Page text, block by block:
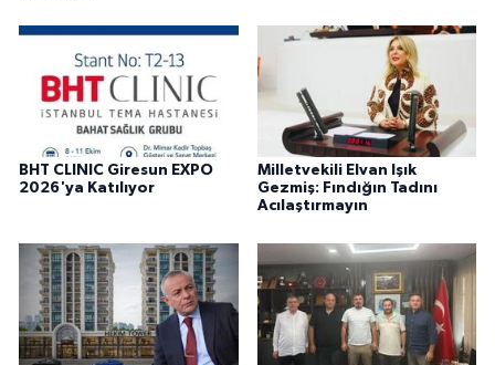
BHT CLINIC Giresun EXPO
2026'ya Katılıyor
Milletvekili Elvan Işık
Gezmiş: Fındığın Tadını
Acılaştırmayın